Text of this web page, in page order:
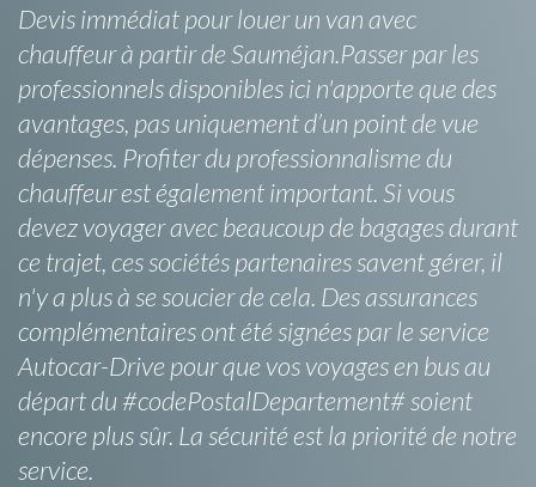
Devis immédiat pour louer un van avec
chauffeur à partir de Sauméjan.Passer par les
professionnels disponibles ici n'apporte que des
avantages, pas uniquement d’un point de vue
dépenses. Profiter du professionnalisme du
chauffeur est également important. Si vous
devez voyager avec beaucoup de bagages durant
ce trajet, ces sociétés partenaires savent gérer, il
n'y a plus à se soucier de cela. Des assurances
complémentaires ont été signées par le service
Autocar-Drive pour que vos voyages en bus au
départ du #codePostalDepartement# soient
encore plus sûr. La sécurité est la priorité de notre
service.